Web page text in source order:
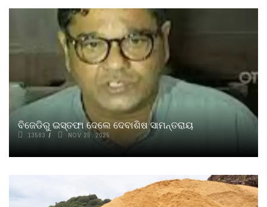
ବିଜେଡିରୁ ଇସ୍ତଫା ଦେଲେ ଦେବାଶିଷ ସାମନ୍ତରାୟ
13583 NOV 25, 2025